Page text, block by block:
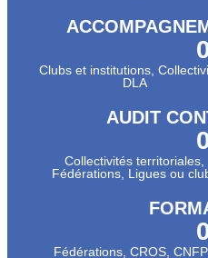
Clubs et institutions,
DLA
AUDIT
Collectivités territoriales,
Fédérations, Ligues ou
Fédérations, CROS,